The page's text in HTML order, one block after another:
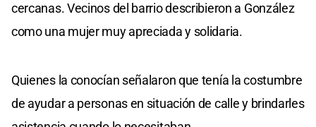
cercanas. Vecinos del barrio describieron a González
como una mujer muy apreciada y solidaria.
Quienes la conocían señalaron que tenía la costumbre
de ayudar a personas en situación de calle y brindarles